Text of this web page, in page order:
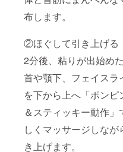
布します。
②ほぐして引き上げる
2分後、粘りが出始めた
首や顎下、フェイスラ
を下から上へ「ポンピ
＆スティッキー動作」
しくマッサージしなが
き上げます。